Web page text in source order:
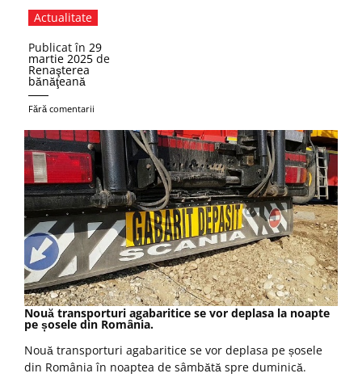
Actualitate
Publicat în 29
martie 2025 de
Renaşterea
bănăţeană
Fără comentarii
Nouă transporturi agabaritice se vor deplasa la noapte
pe șosele din România.
Nouă transporturi agabaritice se vor deplasa pe șosele
din România în noaptea de sâmbătă spre duminică.